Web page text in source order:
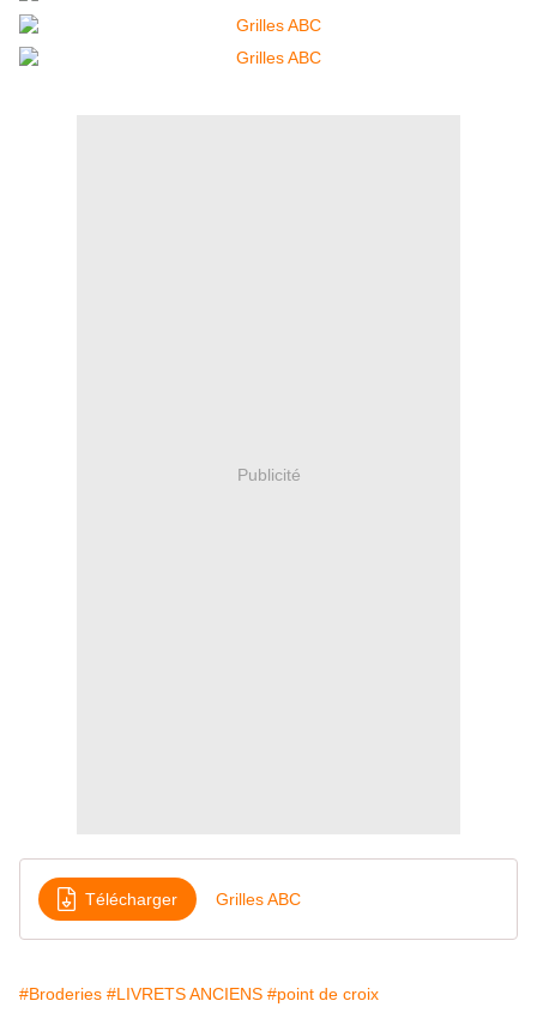
Publicité
Télécharger Grilles ABC
#Broderies #LIVRETS ANCIENS #point de croix